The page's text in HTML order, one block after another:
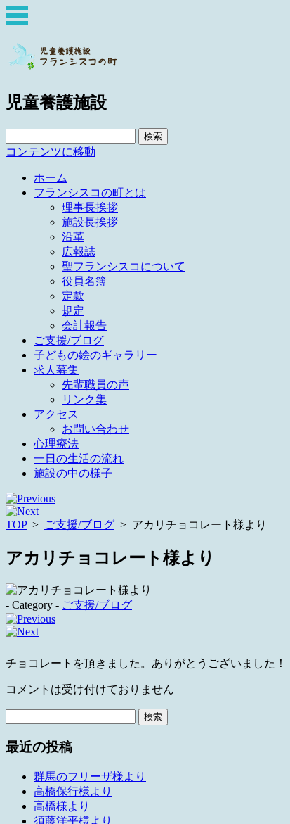
児童養護施設
索:
コンテンツに移動
ホーム
フランシスコの町とは
理事長挨拶
施設長挨拶
沿革
広報誌
聖フランシスコについて
役員名簿
定款
規定
会計報告
ご支援/ブログ
子どもの絵のギャラリー
求人募集
先輩職員の声
リンク集
アクセス
お問い合わせ
心理療法
一日の生活の流れ
施設の中の様子
TOP> ご支援/ブログ > アカリチョコレート様より
アカリチョコレート様より
- Category - ご支援/ブログ
チョコレートを頂きました。ありがとうございました！
コメントは受け付けておりません
最近の投稿
群馬のフリーザ様より
高橋保行様より
高橋様より
須藤洋平様より